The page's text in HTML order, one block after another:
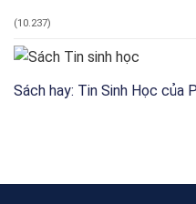
(10.237)
Sách hay: Tin Sinh Học của